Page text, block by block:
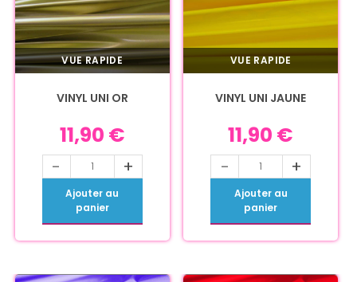
VUE RAPIDE
VINYL UNI OR
11,90 €
- +
Ajouter au
panier
VUE RAPIDE
VINYL UNI JAUNE
11,90 €
- +
Ajouter au
panier